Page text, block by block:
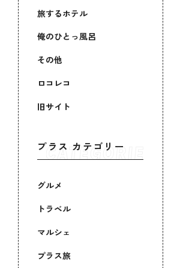
旅するホテル
俺のひとっ風呂
その他
ロコレコ
旧サイト
プラス カテゴリー
グルメ
トラベル
マルシェ
プラス旅